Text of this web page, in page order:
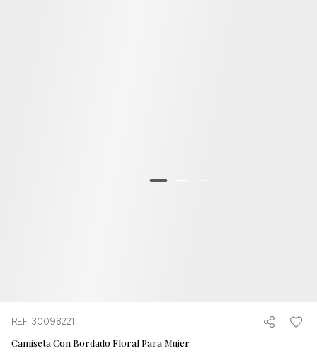
REF. 30098221
Camiseta Con Bordado Floral Para Mujer